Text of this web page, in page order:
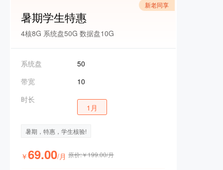
新老同享
暑期学生特惠
4核8G 系统盘50G 数据盘10G
系统盘
50
带宽
10
时长
1月
暑期，特惠，学生核验!
￥69.00/月 原价:￥199.00/月